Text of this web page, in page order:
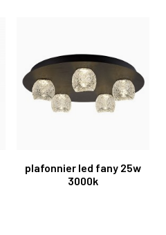
plafonnier led fany 25w
3000k